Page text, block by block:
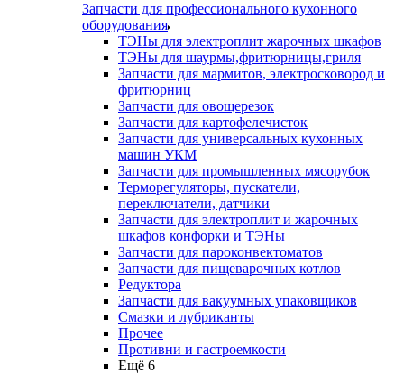
Запчасти для профессионального кухонного
оборудования
ТЭНы для электроплит жарочных шкафов
ТЭНы для шаурмы,фритюрницы,гриля
Запчасти для мармитов, электросковород и
фритюрниц
Запчасти для овощерезок
Запчасти для картофелечисток
Запчасти для универсальных кухонных
машин УКМ
Запчасти для промышленных мясорубок
Терморегуляторы, пускатели,
переключатели, датчики
Запчасти для электроплит и жарочных
шкафов конфорки и ТЭНы
Запчасти для пароконвектоматов
Запчасти для пищеварочных котлов
Редуктора
Запчасти для вакуумных упаковщиков
Смазки и лубриканты
Прочее
Противни и гастроемкости
Ещё 6